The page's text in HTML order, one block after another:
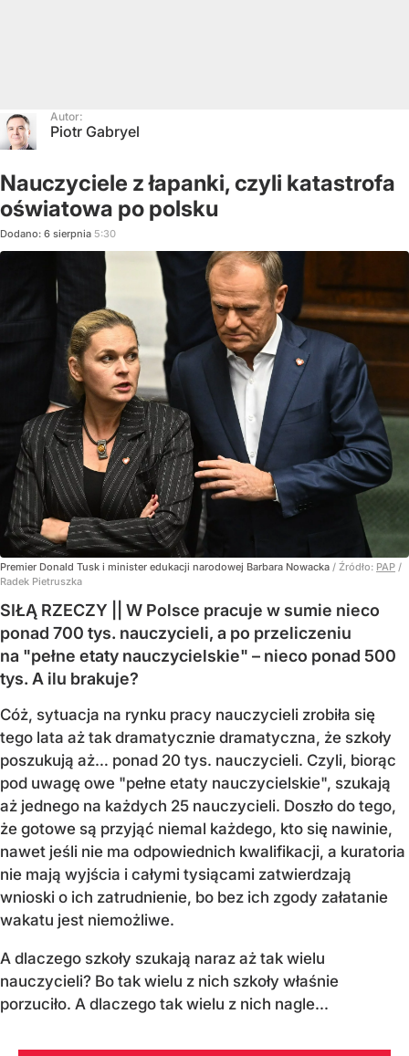
Autor:
Piotr Gabryel
Nauczyciele z łapanki, czyli katastrofa
oświatowa po polsku
Dodano: 6 sierpnia 5:30
Premier Donald Tusk i minister edukacji narodowej Barbara Nowacka / Źródło: PAP /
Radek Pietruszka
SIŁĄ RZECZY || W Polsce pracuje w sumie nieco
ponad 700 tys. nauczycieli, a po przeliczeniu
na "pełne etaty nauczycielskie" – nieco ponad 500
tys. A ilu brakuje?
Cóż, sytuacja na rynku pracy nauczycieli zrobiła się
tego lata aż tak dramatycznie dramatyczna, że szkoły
poszukują aż… ponad 20 tys. nauczycieli. Czyli, biorąc
pod uwagę owe "pełne etaty nauczycielskie", szukają
aż jednego na każdych 25 nauczycieli. Doszło do tego,
że gotowe są przyjąć niemal każdego, kto się nawinie,
nawet jeśli nie ma odpowiednich kwalifikacji, a kuratoria
nie mają wyjścia i całymi tysiącami zatwierdzają
wnioski o ich zatrudnienie, bo bez ich zgody załatanie
wakatu jest niemożliwe.
A dlaczego szkoły szukają naraz aż tak wielu
nauczycieli? Bo tak wielu z nich szkoły właśnie
porzuciło. A dlaczego tak wielu z nich nagle...